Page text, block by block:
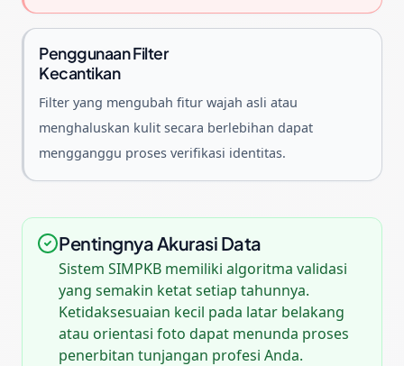
Penggunaan Filter
Kecantikan
Filter yang mengubah fitur wajah asli atau
menghaluskan kulit secara berlebihan dapat
mengganggu proses verifikasi identitas.
Pentingnya Akurasi Data
Sistem SIMPKB memiliki algoritma validasi
yang semakin ketat setiap tahunnya.
Ketidaksesuaian kecil pada latar belakang
atau orientasi foto dapat menunda proses
penerbitan tunjangan profesi Anda.